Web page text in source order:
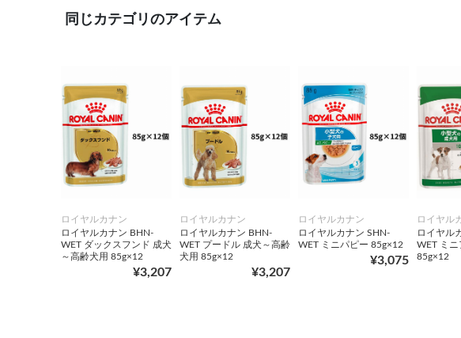
同じカテゴリのアイテム
ロイヤルカナン
ロイヤルカナン BHN-
WET ダックスフンド 成犬
～高齢犬用 85g×12
¥3,207
ロイヤルカナン
ロイヤルカナン BHN-
WET プードル 成犬～高齢
犬用 85g×12
¥3,207
ロイヤルカナン
ロイヤルカナン SHN-
WET ミニパピー 85g×12
¥3,075
ロイヤル
ロイヤル
WET ミニ
85g×12